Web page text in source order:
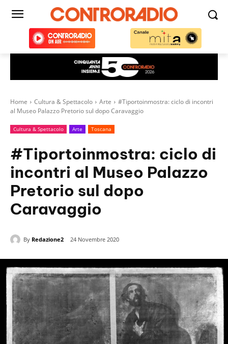
Home Cultura & Spettacolo Arte
#Tiportoinmostra: ciclo di incontri
al Museo Palazzo Pretorio sul dopo Caravaggio
Cultura & Spettacolo Arte Toscana
#Tiportoinmostra: ciclo di
incontri al Museo Palazzo
Pretorio sul dopo
Caravaggio
By Redazione2 24 Novembre 2020